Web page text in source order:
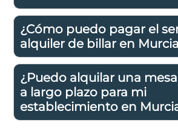
¿Cómo puedo pagar el
alquiler de billar en
¿Puedo alquilar una
a largo plazo para mi
establecimiento en